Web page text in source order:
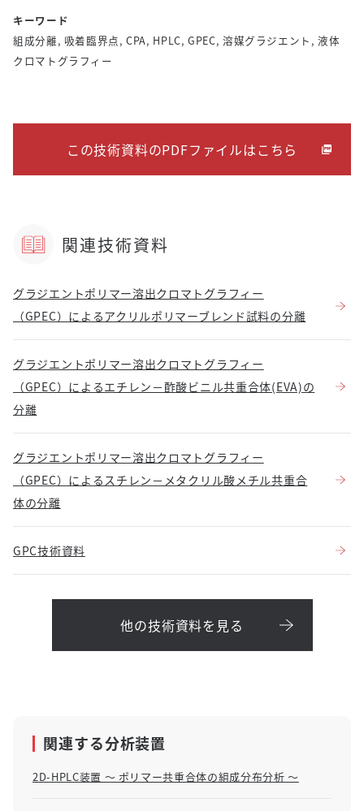
キーワード
組成分離, 吸着臨界点, CPA, HPLC, GPEC, 溶媒グラジエント, 液体
クロマトグラフィー
この技術資料のPDFファイルはこちら
関連技術資料
グラジエントポリマー溶出クロマトグラフィー
（GPEC）によるアクリルポリマーブレンド試料の分離
グラジエントポリマー溶出クロマトグラフィー
（GPEC）によるエチレン－酢酸ビニル共重合体(EVA)の
分離
グラジエントポリマー溶出クロマトグラフィー
（GPEC）によるスチレン－メタクリル酸メチル共重合
体の分離
GPC技術資料
他の技術資料を見る
関連する分析装置
2D-HPLC装置 ～ ポリマー共重合体の組成分布分析 ～